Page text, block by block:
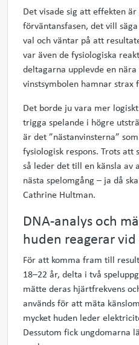
Det visade sig atteffektenär
förväntansfasen, det vill
val och väntar på att
var även de fysiologiska
deltagarna upplevde en
vinstsymbolen hamnar
Det borde ju vara mer
trigga spelande i högre
är det ”nästanvinsterna”
fysiologisk respons. Trots att
så lederdettill en känsla av
nästa spelomgång – ja då
Cathrine Hultman.
DNA-analys och
huden reagerar
För att komma fram till
18–22 år, delta i två
mätte deras hjärtfrekvens
används för att mäta
mycket huden leder
Dessutom fick ungdomarna